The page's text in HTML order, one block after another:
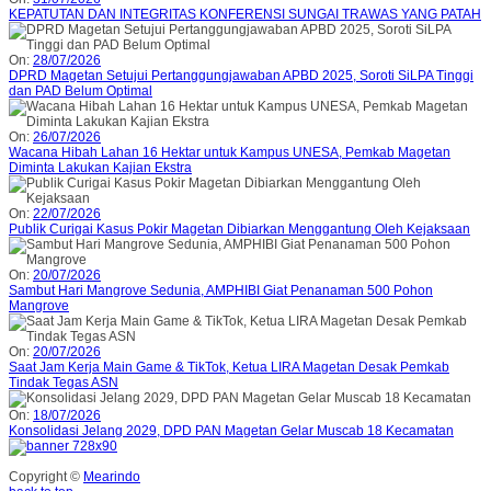
KEPATUTAN DAN INTEGRITAS KONFERENSI SUNGAI TRAWAS YANG PATAH
On: 28/07/2026
DPRD Magetan Setujui Pertanggungjawaban APBD 2025, Soroti SiLPA Tinggi
dan PAD Belum Optimal
On: 26/07/2026
Wacana Hibah Lahan 16 Hektar untuk Kampus UNESA, Pemkab Magetan
Diminta Lakukan Kajian Ekstra
On: 22/07/2026
Publik Curigai Kasus Pokir Magetan Dibiarkan Menggantung Oleh Kejaksaan
On: 20/07/2026
Sambut Hari Mangrove Sedunia, AMPHIBI Giat Penanaman 500 Pohon
Mangrove
On: 20/07/2026
Saat Jam Kerja Main Game & TikTok, Ketua LIRA Magetan Desak Pemkab
Tindak Tegas ASN
On: 18/07/2026
Konsolidasi Jelang 2029, DPD PAN Magetan Gelar Muscab 18 Kecamatan
Copyright © Mearindo